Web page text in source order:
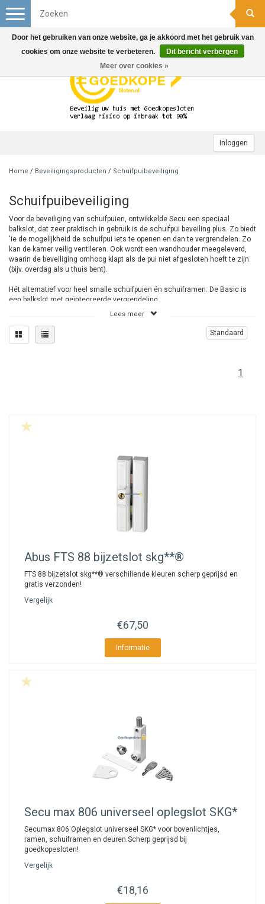
Inloggen
Toggle
navigation
Home / Beveiligingsproducten / Schuifpuibeveiliging
Schuifpuibeveiliging
Voor de beveiliging van schuifpuien, ontwikkelde Secu een speciaal
balkslot, dat zeer praktisch in gebruik is de schuifpui beveiling plus. Zo biedt
'ie de mogelijkheid de schuifpui iets te openen en dan te vergrendelen. Zo
kan de kamer veilig ventileren. Ook wordt een wandhouder meegeleverd,
waarin de beveiliging omhoog klapt als de pui niet afgesloten hoeft te zijn
(bijv. overdag als u thuis bent).
Hét alternatief voor heel smalle schuifpuien én schuiframen. De Basic is
een balkslot met geïntegreerde vergrendeling.
De breedte is slechts 20mm. Hij past dus bijna altijd.
Verder zijn deze type's goedgekeurd voor het Politiekeurmerk Veilig
Wonen® en SKG®
Lees meer
Standaard
1
Abus FTS 88 bijzetslot skg**®
FTS 88 bijzetslot skg**® verschillende kleuren scherp geprijsd en
gratis verzonden!
Vergelijk
€67,50
Informatie
Secu max 806 universeel oplegslot SKG*
Secumax 806 Oplegslot universeel SKG* voor bovenlichtjes,
ramen, schuiframen en deuren.Scherp geprijsd bij
goedkopesloten!
Vergelijk
€18,16
Door het gebruiken van onze website, ga je akkoord met het gebruik van
cookies om onze website te verbeteren.
Dit bericht verbergen
Meer over cookies »